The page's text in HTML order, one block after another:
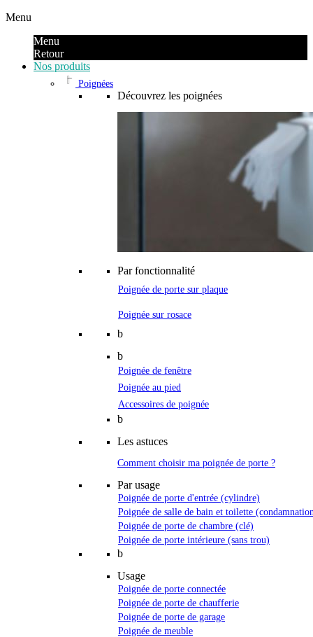
Menu
Menu
Retour
Nos produits
Poignées
Découvrez les poignées
Par fonctionnalité
Poignée de porte sur plaque
Poignée sur rosace
b
b
Poignée de fenêtre
Poignée au pied
Accessoires de poignée
b
Les astuces
Comment choisir ma poignée de porte ?
Par usage
Poignée de porte d'entrée (cylindre)
Poignée de salle de bain et toilette
Poignée de porte de chambre (clé)
Poignée de porte intérieure (sans trou)
b
Usage
Poignée de porte connectée
Poignée de porte de chaufferie
Poignée de porte de garage
Poignée de meuble